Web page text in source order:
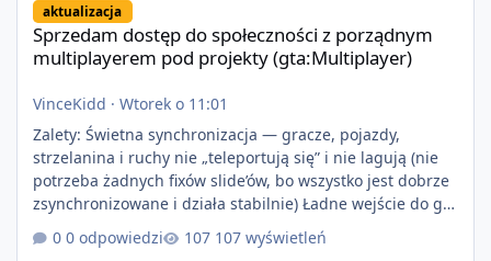
aktualizacja
Sprzedam dostęp do społeczności z porządnym
multiplayerem pod projekty (gta:Multiplayer)
VinceKidd · Wtorek o 11:01
Zalety: Świetna synchronizacja — gracze, pojazdy,
strzelanina i ruchy nie „teleportują się” i nie lagują (nie
potrzeba żadnych fixów slide’ów, bo wszystko jest dobrze
zsynchronizowane i działa stabilnie) Ładne wejście do gry
+ solidny antycheat na poziomie multiplayera Wygodne
pisanie własnych modów i skryptów (wsparcie C# / JS /
0 odpowiedzi 107 wyświetleń